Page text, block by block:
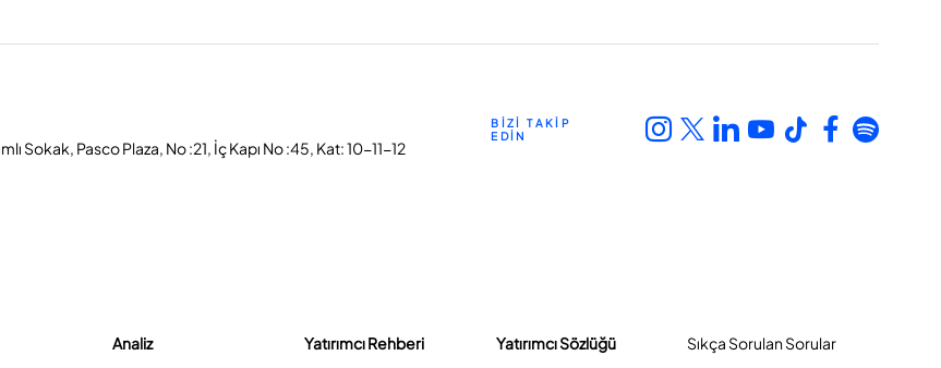
Sokak, Pasco Plaza, No :21, İç Kapı No :45, Kat: 10-11-12
BİZİ TAKİP
EDİN
Analiz
Yatırımcı Rehberi
Yatırımcı Sözlüğü
Sıkça Sorulan Sorular